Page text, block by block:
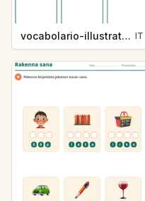
vocabolario-illustrato-k235-5 IT